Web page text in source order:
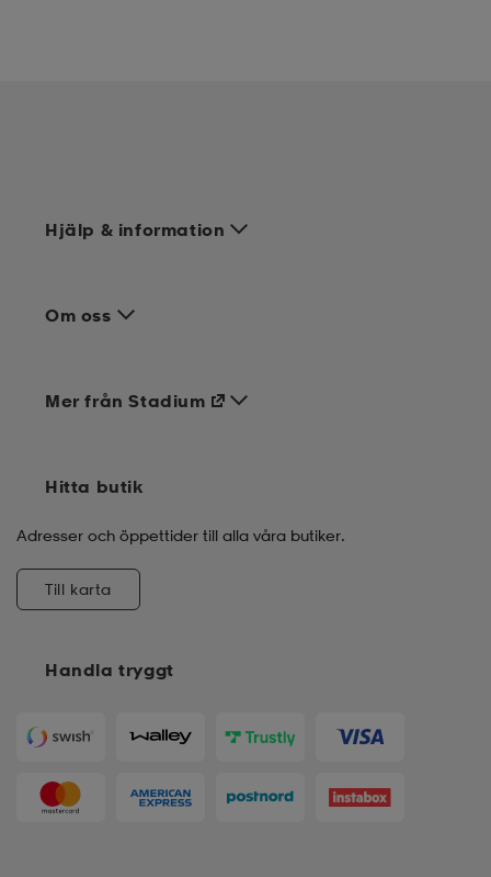
Hjälp & information
Om oss
Handla tryggt
Mer från Stadium
Hitta butik
Adresser och öppettider till alla våra butiker.
Till karta